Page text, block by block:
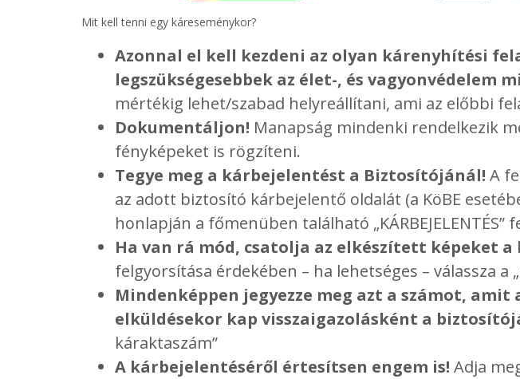
Mit kell tenni egy káreseménykor?
Azonnal el kell kezdeni az olyan kárenyhítési
legszükségesebbek az élet-, és vagyonvédelem
mértékig lehet/szabad helyreállítani, ami az előbbi
Dokumentáljon! Manapság mindenki rendelkezik
fényképeket is rögzíteni.
Tegye meg a kárbejelentést a Biztosítójánál! A
az adott biztosító kárbejelentő oldalát (a KöBE
honlapján a főmenüben található „KÁRBEJELENTÉS”
Ha van rá mód, csatolja az elkészített képeket a
felgyorsítása érdekében – ha lehetséges – válassza a
Mindenképpen jegyezze meg azt a számot, amit
elküldésekor kap visszaigazolásként a
káraktaszám”
A kárbejelentéséről értesítsen engem is! Adja